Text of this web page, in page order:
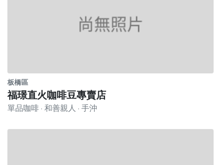
板橋區
福璟直火咖啡豆專賣店
單品咖啡 · 和善親人 · 手沖